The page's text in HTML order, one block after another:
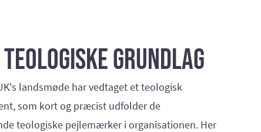
teologiske grundlag
landsmøde har vedtaget et teologisk
som kort og præcist udfolder de
teologiske pejlemærker i organisationen. Her